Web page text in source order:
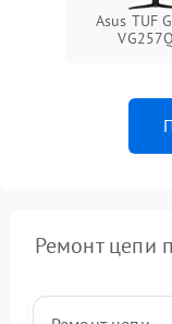
Asus TUF
Ремонт цепи